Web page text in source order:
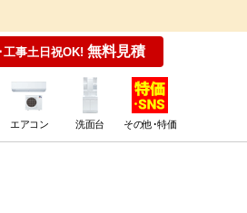
工事土日祝OK! 無料見積
エアコン 洗面台 その他･特価